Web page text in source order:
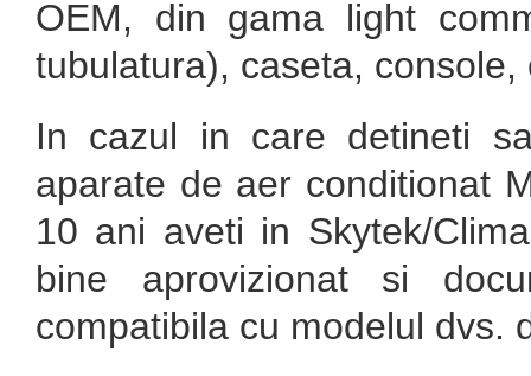
OEM, din gama light
tubulatura), caseta,
In cazul in care detineti
aparate de aer conditionat
10 ani aveti in Skytek/
bine aprovizionat si
compatibila cu modelul dvs.